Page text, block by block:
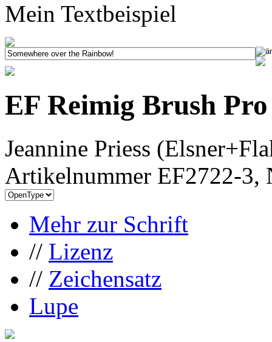
Mein Textbeispiel
EF Reimig Brush
Jeannine Priess
Artikelnummer EF2722-3,
Mehr zur Schrift
// Lizenz
// Zeichensatz
Lupe